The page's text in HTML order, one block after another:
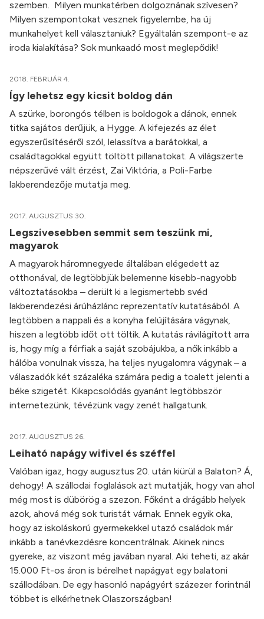
szemben. Milyen munkatérben dolgoznának szívesen?
Milyen szempontokat vesznek figyelembe, ha új
munkahelyet kell választaniuk? Egyáltalán szempont-e az
iroda kialakítása? Sok munkaadó most meglepődik!
2018. FEBRUÁR 4.
Így lehetsz egy kicsit boldog dán
A szürke, borongós télben is boldogok a dánok, ennek
titka sajátos derűjük, a Hygge. A kifejezés az élet
egyszerűsítéséről szól, lelassítva a barátokkal, a
családtagokkal együtt töltött pillanatokat. A világszerte
népszerűvé vált érzést, Zai Viktória, a Poli-Farbe
lakberendezője mutatja meg.
2017. AUGUSZTUS 30.
Legszivesebben semmit sem teszünk mi,
magyarok
A magyarok háromnegyede általában elégedett az
otthonával, de legtöbbjük belemenne kisebb-nagyobb
változtatásokba – derült ki a legismertebb svéd
lakberendezési árúházlánc reprezentatív kutatásából. A
legtöbben a nappali és a konyha felújítására vágynak,
hiszen a legtöbb időt ott töltik. A kutatás rávilágított arra
is, hogy míg a férfiak a saját szobájukba, a nők inkább a
hálóba vonulnak vissza, ha teljes nyugalomra vágynak – a
válaszadók két százaléka számára pedig a toalett jelenti a
béke szigetét. Kikapcsolódás gyanánt legtöbbször
internetezünk, tévézünk vagy zenét hallgatunk.
2017. AUGUSZTUS 26.
Leiható napágy wifivel és széffel
Valóban igaz, hogy augusztus 20. után kiürül a Balaton? Á,
dehogy! A szállodai foglalások azt mutatják, hogy van ahol
még most is dübörög a szezon. Főként a drágább helyek
azok, ahová még sok turistát várnak. Ennek egyik oka,
hogy az iskoláskorú gyermekekkel utazó családok már
inkább a tanévkezdésre koncentrálnak. Akinek nincs
gyereke, az viszont még javában nyaral. Aki teheti, az akár
15.000 Ft-os áron is bérelhet napágyat egy balatoni
szállodában. De egy hasonló napágyért százezer forintnál
többet is elkérhetnek Olaszországban!